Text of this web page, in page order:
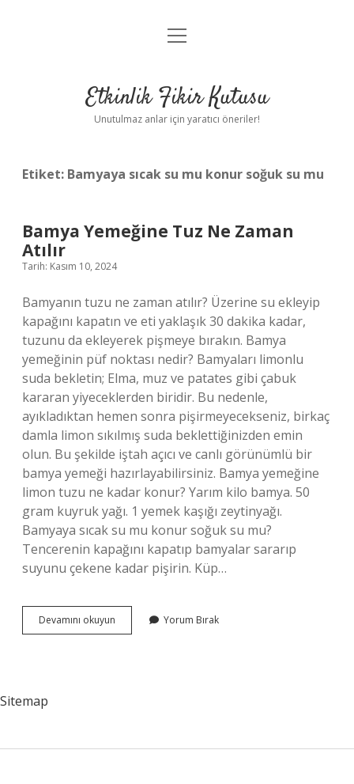
Anasayfa
Yasal Uyarı
menüyü
Etkinlik Fikir Kutusu
Unutulmaz anlar için yaratıcı öneriler!
Etiket: Bamyaya sıcak su mu konur soğuk su mu
Bamya Yemeğine Tuz Ne Zaman
Atılır
Tarih: Kasım 10, 2024
Bamyanın tuzu ne zaman atılır? Üzerine su ekleyip
kapağını kapatın ve eti yaklaşık 30 dakika kadar,
tuzunu da ekleyerek pişmeye bırakın. Bamya
yemeğinin püf noktası nedir? Bamyaları limonlu
suda bekletin; Elma, muz ve patates gibi çabuk
kararan yiyeceklerden biridir. Bu nedenle,
ayıkladıktan hemen sonra pişirmeyecekseniz, birkaç
damla limon sıkılmış suda beklettiğinizden emin
olun. Bu şekilde iştah açıcı ve canlı görünümlü bir
bamya yemeği hazırlayabilirsiniz. Bamya yemeğine
limon tuzu ne kadar konur? Yarım kilo bamya. 50
gram kuyruk yağı. 1 yemek kaşığı zeytinyağı.
Bamyaya sıcak su mu konur soğuk su mu?
Tencerenin kapağını kapatıp bamyalar sararıp
suyunu çekene kadar pişirin. Küp…
Devamını okuyun
Yemeğine
Yorum Bırak
Sitemap